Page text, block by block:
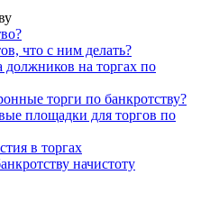
что с ним делать?
на торгах по
торги по банкротству?
площадки для торгов по
в торгах
начистоту